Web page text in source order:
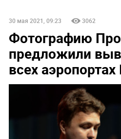
30 мая 2021, 09:23 3062
Фотографию
предложили
всех